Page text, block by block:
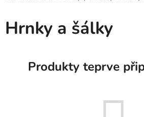
Hrnky a šálky
Produkty teprve